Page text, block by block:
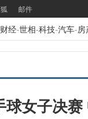
邮件
财经-世相-科技-汽车-房
球女子决